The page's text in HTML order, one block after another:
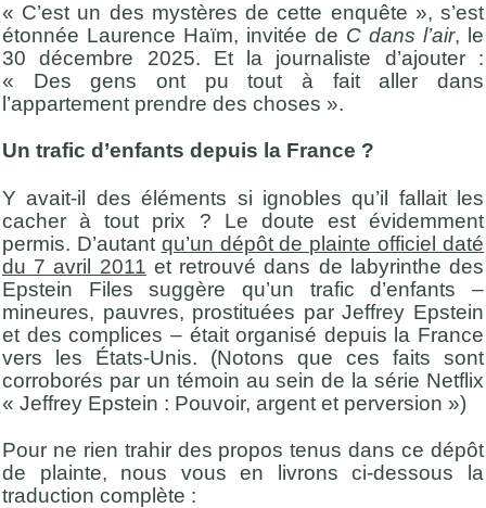
« C’est un des mystères de cette enquête », s’est
étonnée Laurence Haïm, invitée de C dans l’air, le
30 décembre 2025. Et la journaliste d’ajouter :
« Des gens ont pu tout à fait aller dans
l’appartement prendre des choses ».
Un trafic d’enfants depuis la France ?
Y avait-il des éléments si ignobles qu’il fallait les
cacher à tout prix ? Le doute est évidemment
permis. D’autant qu’un dépôt de plainte officiel daté
du 7 avril 2011 et retrouvé dans de labyrinthe des
Epstein Files suggère qu’un trafic d’enfants –
mineures, pauvres, prostituées par Jeffrey Epstein
et des complices – était organisé depuis la France
vers les États-Unis. (Notons que ces faits sont
corroborés par un témoin au sein de la série Netflix
« Jeffrey Epstein : Pouvoir, argent et perversion »)
Pour ne rien trahir des propos tenus dans ce dépôt
de plainte, nous vous en livrons ci-dessous la
traduction complète :